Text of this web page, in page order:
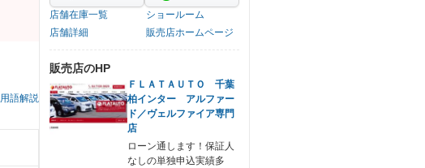
用語解説
店舗在庫一覧
ショールーム
店舗詳細
販売店ホームページ
販売店のHP
ＦＬＡＴＡＵＴＯ 千葉
柏インター アルファー
ド／ヴェルファイア専門
店
ローン通します！保証人
なしの単独申込実績多